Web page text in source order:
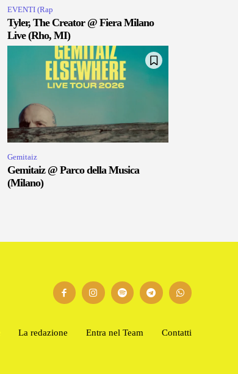
EVENTI (Rap
Tyler, The Creator @ Fiera Milano
Live (Rho, MI)
Gemitaiz
Gemitaiz @ Parco della Musica
(Milano)
La redazione Entra nel Team Contatti